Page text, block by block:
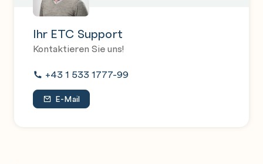
Ihr ETC Support
Kontaktieren Sie uns!
+43 1 533 1777-99
E-Mail